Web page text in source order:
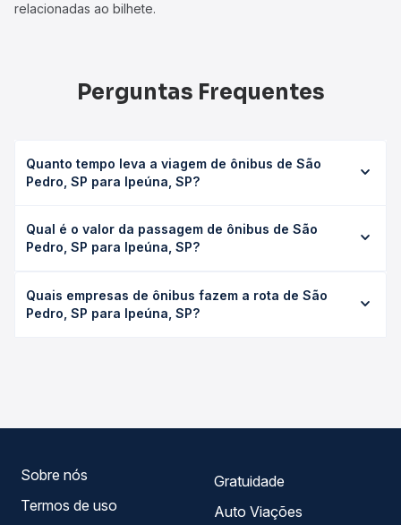
relacionadas ao bilhete.
Perguntas Frequentes
Quanto tempo leva a viagem de ônibus de São
Pedro, SP para Ipeúna, SP?
leva em média 0 horas, podendo variar conforme a
viação, o tipo de serviço (convencional, executivo ou
exata de cada opção na data desejada.
Qual é o valor da passagem de ônibus de São
Pedro, SP para Ipeúna, SP?
Ipeúna, SP custa em média não identificado e varia
conforme a data da viagem, a empresa, o tipo de poltrona
Quais empresas de ônibus fazem a rota de São
Pedro, SP para Ipeúna, SP?
Sobre nós
Termos de uso
Gratuidade
Auto Viações